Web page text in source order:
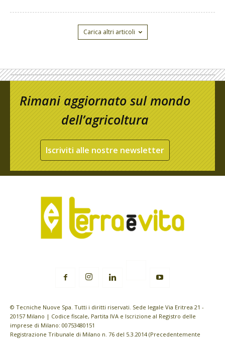
Carica altri articoli
Rimani aggiornato sul mondo
dell’agricoltura
Iscriviti alle nostre newsletter
© Tecniche Nuove Spa. Tutti i diritti riservati. Sede legale Via Eritrea 21 -
20157 Milano | Codice fiscale, Partita IVA e Iscrizione al Registro delle
imprese di Milano: 00753480151
Registrazione Tribunale di Milano n. 76 del 5.3.2014 (Precedentemente